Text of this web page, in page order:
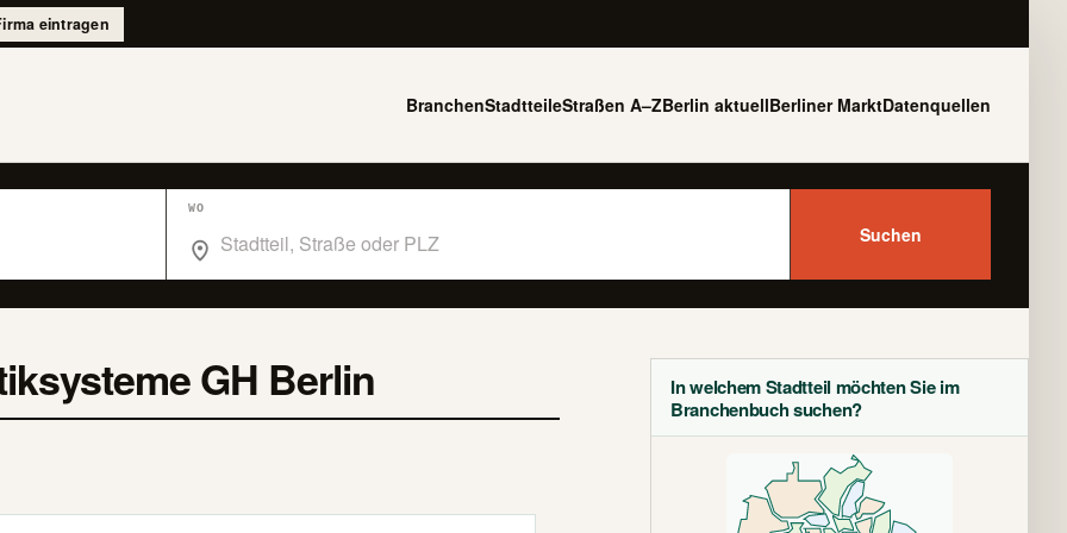
eintragen
BranchenStadtteileStraßen A–ZBerlin aktuellBerliner MarktDatenquellen
WO
Suchen
In welchem Stadtteil möchten Sie im
Branchenbuch suchen?
GH Berlin